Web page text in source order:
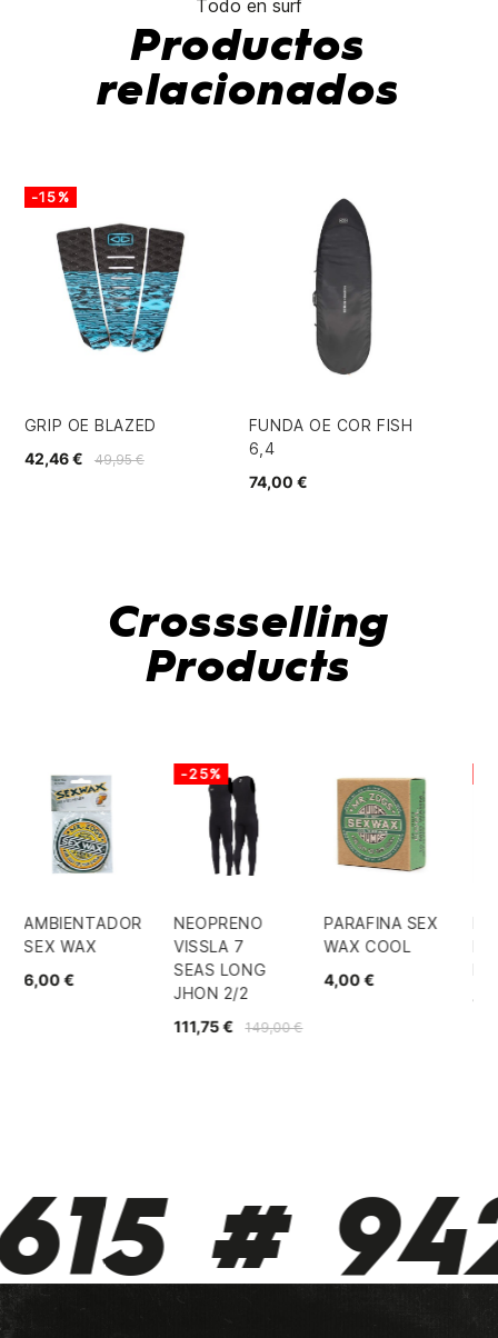
Todo en surf
Productos
relacionados
GRIP OE BLAZED
49,95 €
42,46 €
-15%
FUNDA OE COR FISH
6,4
74,00 €
Crossselling
Products
AMBIENTADOR
SEX WAX
6,00 €
NEOPRENO
VISSLA 7
SEAS LONG
JHON 2/2
149,00 €
111,75 €
-25%
PARAFINA SEX
WAX COOL
4,00 €
#